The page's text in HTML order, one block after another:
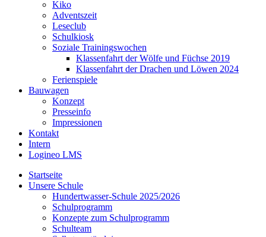
Kiko
Adventszeit
Leseclub
Schulkiosk
Soziale Trainingswochen
Klassenfahrt der Wölfe und Füchse 2019
Klassenfahrt der Drachen und Löwen 2024
Ferienspiele
Bauwagen
Konzept
Presseinfo
Impressionen
Kontakt
Intern
Logineo LMS
Startseite
Unsere Schule
Hundertwasser-Schule 2025/2026
Schulprogramm
Konzepte zum Schulprogramm
Schulteam